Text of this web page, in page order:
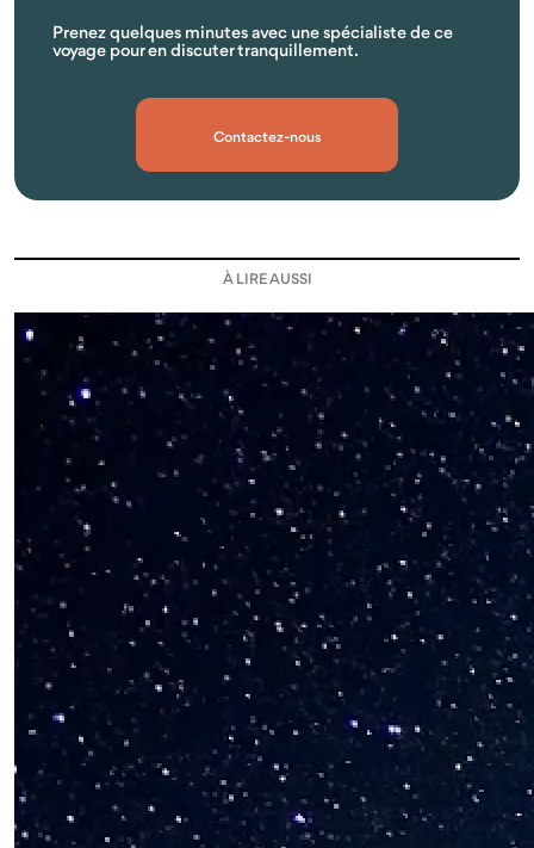
Prenez quelques minutes avec une spécialiste de ce
voyage pour en discuter tranquillement.
Contactez-nous
À LIRE AUSSI